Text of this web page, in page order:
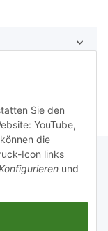
Sie den
YouTube,
die
Icon links
und